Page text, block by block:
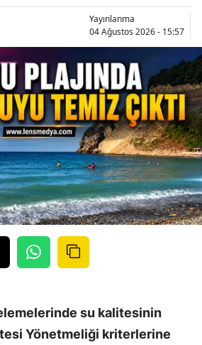
Yayınlanma
04 Ağustos 2026 - 15:57
su kalitesinin
Yönetmeliği kriterlerine